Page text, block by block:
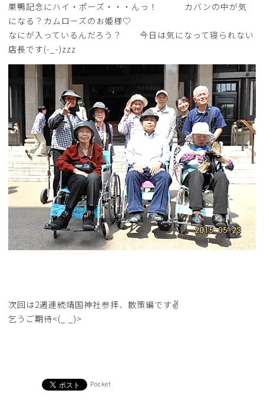
巣鴨記念にハイ・ポーズ・・・んっ！ カバンの中が気
になる？カムローズのお姫様♡
なにが入っているんだろう？ 今日は気になって寝られない
店長です(-_-)zzz
次回は2週連続靖国神社参拝、散策編です✌
乞うご期待<(_ _)>
Pocket